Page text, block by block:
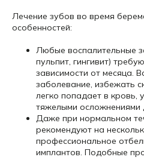
Лечение зубов во время
особенностей:
Любые воспалительные
пульпит, гингивит)
зависимости от месяца.
заболевание, избежать
легко попадает в кровь,
тяжелыми осложнениями
Даже при нормальном
рекомендуют на
профессиональное
имплантов. Подобные